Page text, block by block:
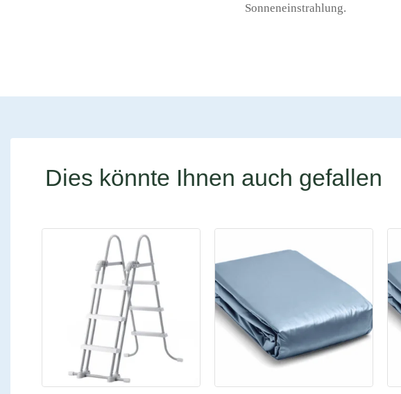
Sonneneinstrahlung.
Dies könnte Ihnen auch gefallen